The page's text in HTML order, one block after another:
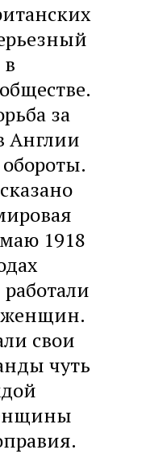
за
Англии
1918
женщин.
свои
чуть